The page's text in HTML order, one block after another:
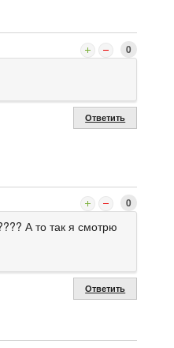
0
Ответить
0
А то так я смотрю
Ответить